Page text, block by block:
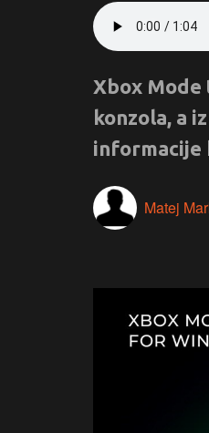
Xbox Mode
konzola, a
informacije
Matej